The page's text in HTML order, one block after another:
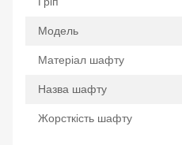
Модель
Матеріал шафту
Назва шафту
Жорсткість шафту